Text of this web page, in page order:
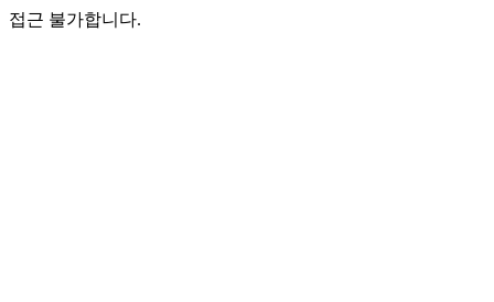
접근 불가합니다.